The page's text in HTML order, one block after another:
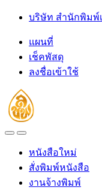
Skip
navigation
Skip
บริษัท สำนักพิมพ์
แผนที่
เช็คพัสดุ
ลงชื่อเข้าใช้
OpenClose
หนังสือใหม่
สั่งพิมพ์หนังสือ
งานจ้างพิมพ์